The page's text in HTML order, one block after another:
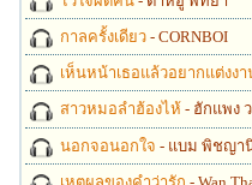
กาลครั้งเดียว - CORNBOI
เห็นหน้าเธอแล้วอยากแต่งงา
สาวหมอลำฮ้องไห้ - ฮักแพง
นอกจอนอกใจ - แบม พิชญา